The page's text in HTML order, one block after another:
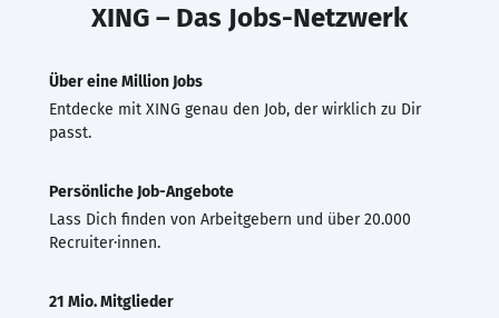
XING – Das Jobs-Netzwerk
Über eine Million Jobs
Entdecke mit XING genau den Job, der wirklich zu Dir
passt.
Persönliche Job-Angebote
Lass Dich finden von Arbeitgebern und über 20.000
Recruiter·innen.
21 Mio. Mitglieder